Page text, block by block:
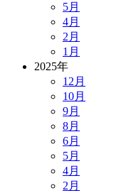
5月
4月
2月
1月
2025年
12月
10月
9月
8月
6月
5月
4月
2月